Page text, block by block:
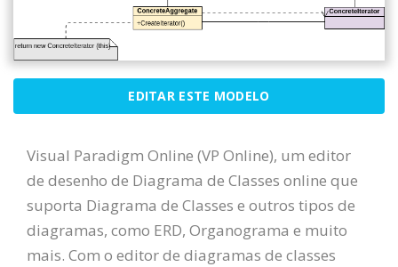
EDITAR ESTE MODELO
Visual Paradigm Online (VP Online), um editor
de desenho de Diagrama de Classes online que
suporta Diagrama de Classes e outros tipos de
diagramas, como ERD, Organograma e muito
mais. Com o editor de diagramas de classes